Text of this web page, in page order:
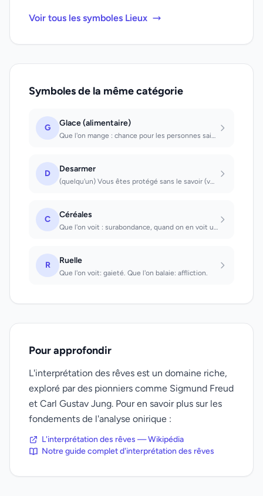
Voir tous les symboles Lieux
Symboles de la même catégorie
G Glace (alimentaire)
Que l'on mange : chance pour les personnes saines, mort pour les malades.
D Desarmer
(quelqu'un) Vous êtes protégé sans le savoir (vous faire) Les problèmes qui vous...
C Céréales
Que l'on voit : surabondance, quand on en voit une grande quantité, pauvreté et...
R Ruelle
Que l'on voit: gaieté. Que l'on balaie: affliction.
Pour approfondir
L'interprétation des rêves est un domaine riche,
exploré par des pionniers comme Sigmund Freud
et Carl Gustav Jung. Pour en savoir plus sur les
fondements de l'analyse onirique :
L'interprétation des rêves — Wikipédia
Notre guide complet d'interprétation des rêves